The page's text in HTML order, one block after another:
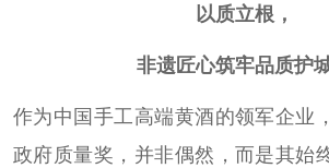
以质立根，
非遗匠心筑牢品质护
作为中国手工高端黄酒的领军企业
政府质量奖，并非偶然，而是其始